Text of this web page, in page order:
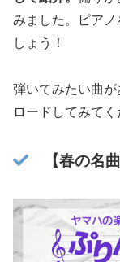
みました。ピア
しょう！
弾いてみたい曲
ロードしてみてく
【春の名曲